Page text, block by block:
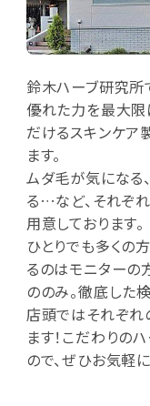
鈴木ハーブ研究所
優れた力を最大限
だけるスキンケア
ます。
ムダ毛が気になる
る…など、それぞ
用意しております。
ひとりでも多くの
るのはモニターの
ののみ。徹底した
店頭ではそれぞれ
ます！こだわりの
ので、ぜひお気軽